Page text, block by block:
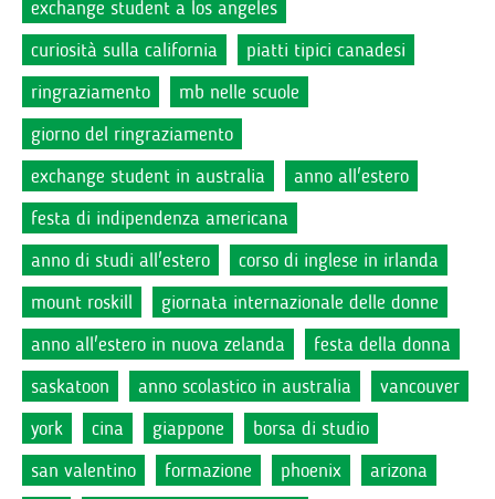
exchange student a los angeles
curiosità sulla california
piatti tipici canadesi
ringraziamento
mb nelle scuole
giorno del ringraziamento
exchange student in australia
anno all'estero
festa di indipendenza americana
anno di studi all'estero
corso di inglese in irlanda
mount roskill
giornata internazionale delle donne
anno all'estero in nuova zelanda
festa della donna
saskatoon
anno scolastico in australia
vancouver
york
cina giappone
borsa di studio
san valentino
formazione phoenix
arizona